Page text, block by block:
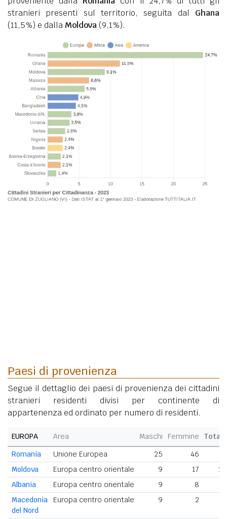
stranieri presenti sul territorio, seguita dal Ghana
(11,5%) e dalla Moldova(9,1%).
Paesi di provenienza
Segue il dettaglio dei paesi di provenienza dei cittadini
stranieri residenti divisi per continente di
appartenenza ed ordinato per numero di residenti.
EUROPA Area Maschi Femmine
Totale
Romania
Unione Europea 25 46
Moldova
Europa centro orientale 9 17
26
Albania
Europa centro orientale 9 8
Macedonia
del Nord
Europa centro orientale 9 2